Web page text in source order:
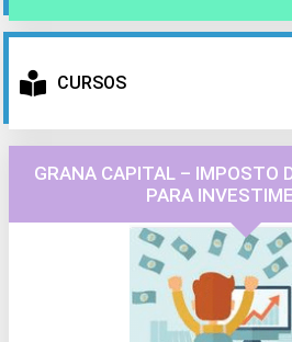
CURSOS
GRANA CAPITAL – IMPOSTO
PARA